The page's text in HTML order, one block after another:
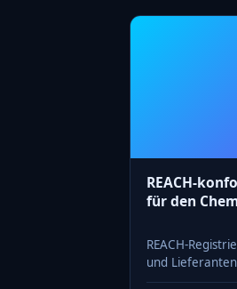
REACH-
für den
REACH-
und
beim